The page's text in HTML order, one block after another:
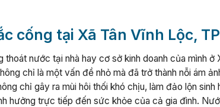
cống tại Xã Tân Vĩnh Lộc,
nước tại nhà hay cơ sở kinh doanh của mình ở
chỉ là một vấn đề nhỏ mà đã trở thành nỗi ám
chỉ gây ra mùi hôi thối khó chịu, làm đảo lộn sinh
hưởng trực tiếp đến sức khỏe của cả gia đình.